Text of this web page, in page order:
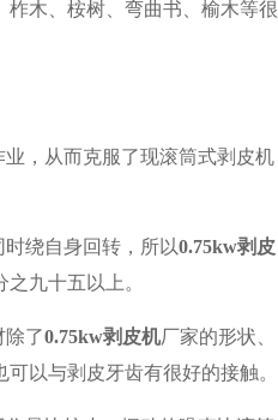
木、桉树、弯曲书、榆木等很
，从而克服了现滚筒式剥皮机
绕自身回转，所以0.75kw剥皮
九十五以上。
了0.75kw剥皮机厂家的形状、
以与剥皮牙齿有很好的接触。